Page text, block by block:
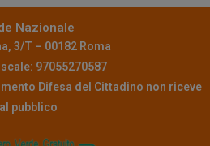
Nazionale
3/T – 00182 Roma
97055270587
Difesa del Cittadino non riceve
al pubblico